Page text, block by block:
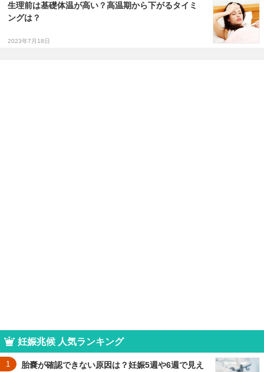
生理前は基礎体温が高い？高温期から下がるタイミ
ングは？
2023年7月18日
妊娠兆候 人気ランキング
1
胎嚢が確認できない原因は？妊娠5週や6週で見え